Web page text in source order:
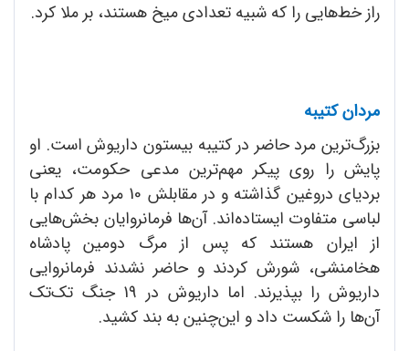
راز خط‌هایی را که شبیه تعدادی میخ هستند، بر ملا کرد.
مردان کتیبه
بزرگ‌ترین مرد حاضر در کتیبه بیستون داریوش است. او
پایش را روی پیکر مهم‌ترین مدعی حکومت، یعنی
بردیای دروغین گذاشته و در مقابلش 10 مرد هر کدام با
لباسی متفاوت ایستاده‌اند. آن‌ها فرمانروایان بخش‌هایی
از ایران هستند که پس از مرگ دومین پادشاه
هخامنشی، شورش کردند و حاضر نشدند فرمانروایی
داریوش را بپذیرند. اما داریوش در 19 جنگ تک‌تک
آن‌ها را شکست داد و این‌چنین به بند کشید.